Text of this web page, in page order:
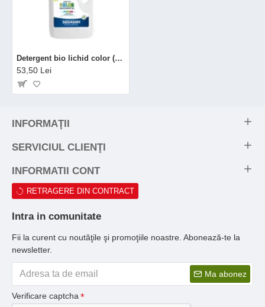
Detergent bio lichid color (1.5 litri), Sodasan
53,50 Lei
INFORMAŢII
SERVICIUL CLIENŢI
INFORMATII CONT
RETRAGERE DIN CONTRACT
Intra in comunitate
Fii la curent cu noutăţile şi promoţiile noastre. Abonează-te la
newsletter.
Ma abonez
Verificare captcha